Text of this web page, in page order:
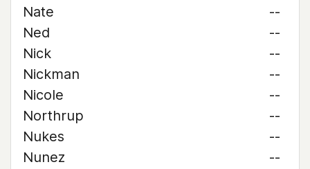
Nate
--
Ned
--
Nick
--
Nickman
--
Nicole
--
Northrup
--
Nukes
--
Nunez
--